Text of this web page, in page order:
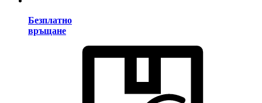
Безплатно
връщане